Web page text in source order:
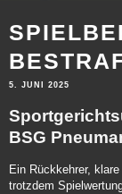
5. JUNI 2025
BSG
Ein Rückkehrer,
trotzdem